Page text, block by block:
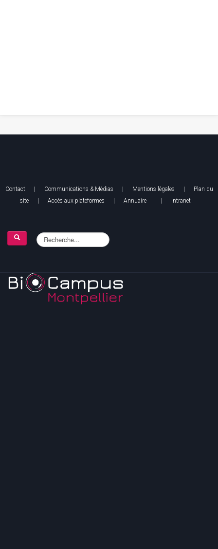
Contact| Communications & Médias Mentions légales | Plan du
site | Accès aux plateformes Annuaire Intranet